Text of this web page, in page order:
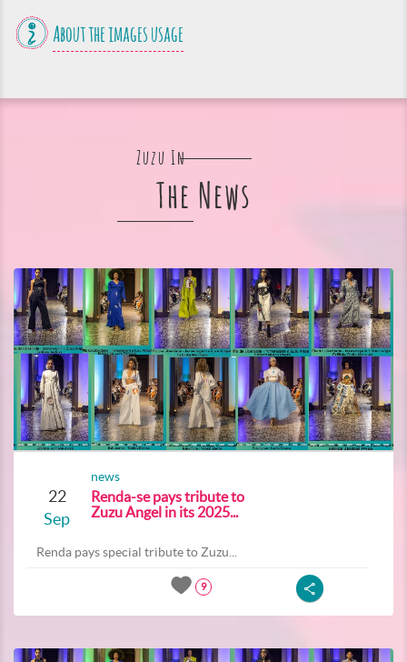
About the images usage
Zuzu In
The News
22
Sep
news
Renda-se pays tribute to
Zuzu Angel in its 2025...
Renda pays special tribute to Zuzu...
9